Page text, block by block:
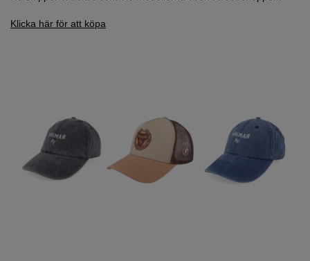
Klicka här för att köpa